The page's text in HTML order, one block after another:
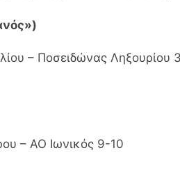
– Ποσειδώνας
– ΑΟ Ιωνικός 9-10